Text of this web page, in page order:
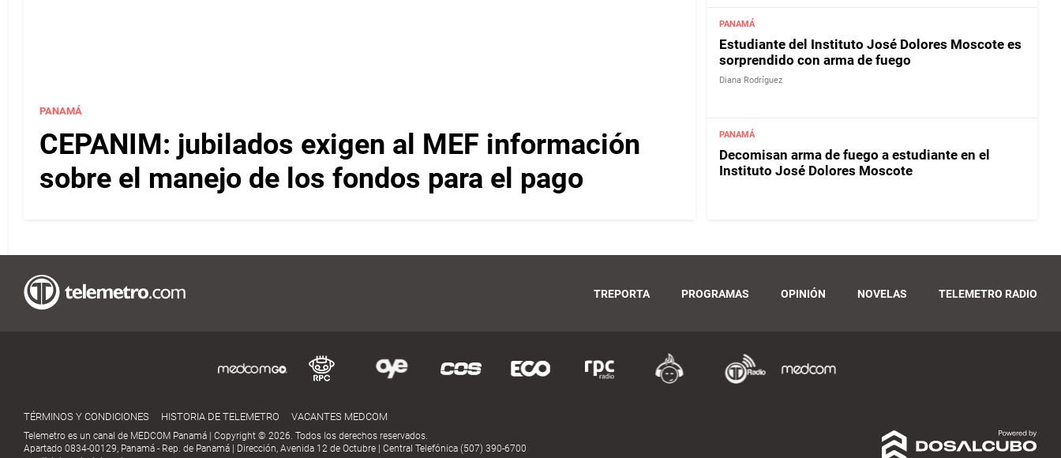
PANAMÁ
CEPANIM: jubilados exigen al MEF información
sobre el manejo de los fondos para el pago
PANAMÁ
Estudiante del Instituto José Dolores Moscote es
sorprendido con arma de fuego
Diana Rodríguez
PANAMÁ
Decomisan arma de fuego a estudiante en el
Instituto José Dolores Moscote
TREPORTA PROGRAMAS OPINIÓN NOVELAS TELEMETRO RADIO
TÉRMINOS Y CONDICIONES HISTORIA DE TELEMETRO VACANTES MEDCOM
Telemetro es un canal de MEDCOM Panamá | Copyright © 2026. Todos los derechos reservados.
Apartado 0834-00129, Panamá - Rep. de Panamá | Dirección, Avenida 12 de Octubre | Central Telefónica (507) 390-6700